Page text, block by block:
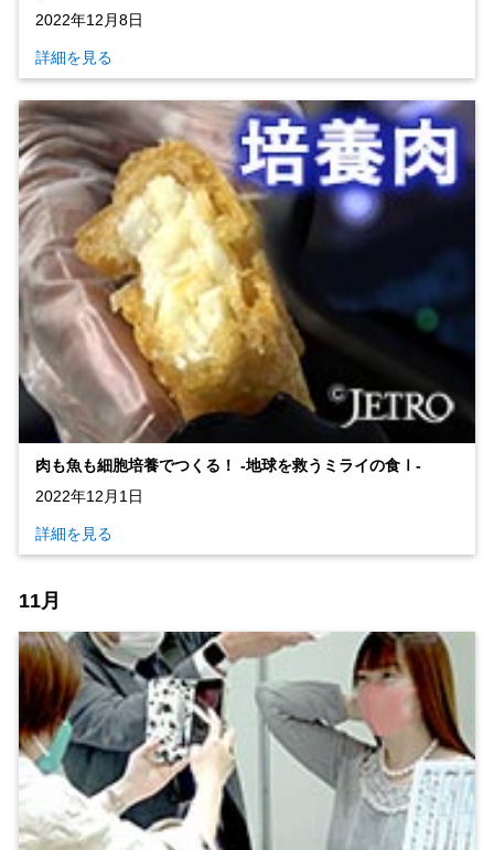
2022年12月8日
詳細を見る
肉も魚も細胞培養でつくる！ ‐地球を救うミライの食Ⅰ‐
2022年12月1日
詳細を見る
11月